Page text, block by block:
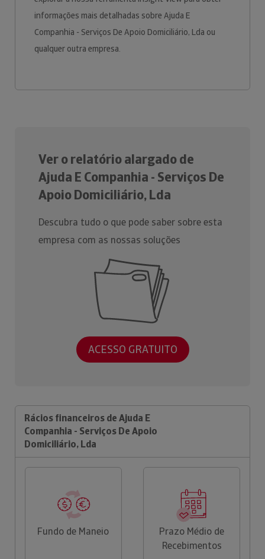
informações mais detalhadas sobre Ajuda E
Companhia - Serviços De Apoio Domiciliário, Lda ou
qualquer outra empresa.
Ver o relatório alargado de
Ajuda E Companhia - Serviços De
Apoio Domiciliário, Lda
Descubra tudo o que pode saber sobre esta
empresa com as nossas soluções
ACESSO GRATUITO
Rácios financeiros de Ajuda E
Companhia - Serviços De Apoio
Domiciliário, Lda
Fundo de Maneio
Prazo Médio de
Recebimentos